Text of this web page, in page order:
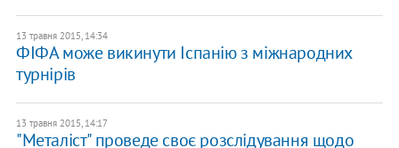
13 травня 2015, 14:34
ФІФА може викинути Іспанію з міжнародних
турнірів
13 травня 2015, 14:17
"Металіст" проведе своє розслідування щодо